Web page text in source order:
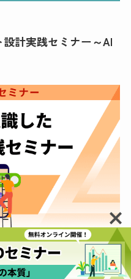
計実践セミナー～AI
- 14:00